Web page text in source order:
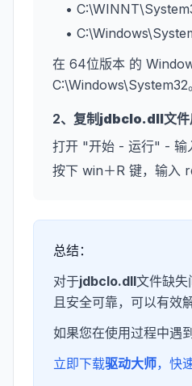
•
•
在 64位版本 的
C:\Windows\System32。
2、复制 jdbclo.dll文
打开 "开始 - 运行" - 输
按下 win＋R 键，输入
总结：
对于jdbclo.dll文件缺失
且安全可靠，可以有效
如果您在使用过程中遇
立即下载驱动大师，快